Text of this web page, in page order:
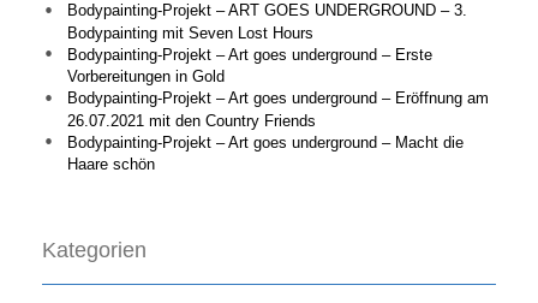
Bodypainting-Projekt – ART GOES UNDERGROUND – 3.
Bodypainting mit Seven Lost Hours
Bodypainting-Projekt – Art goes underground – Erste
Vorbereitungen in Gold
Bodypainting-Projekt – Art goes underground – Eröffnung am
26.07.2021 mit den Country Friends
Bodypainting-Projekt – Art goes underground – Macht die
Haare schön
Kategorien